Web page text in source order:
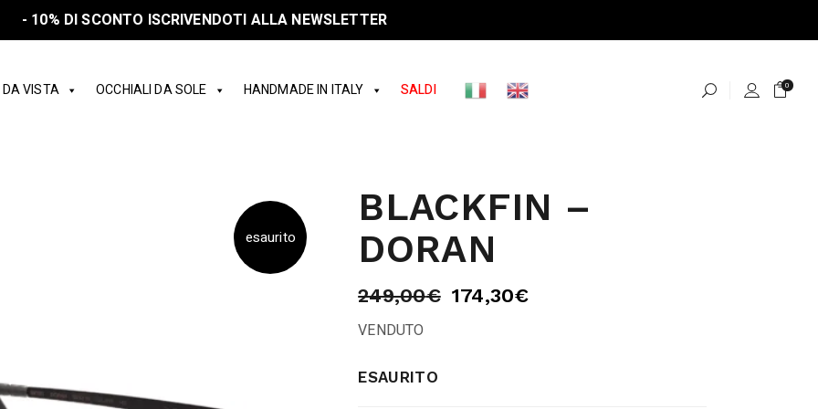
- 10% DI SCONTO ISCRIVENDOTI ALLA NEWSLETTER
VISTA OCCHIALI DA SOLE HANDMADE IN ITALY SALDI 0
esaurito
BLACKFIN –
DORAN
249,00€ 174,30€
VENDUTO
ESAURITO